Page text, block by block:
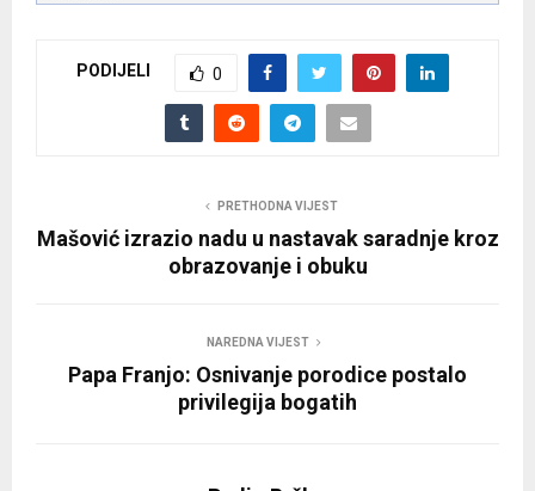
PODIJELI 0
PRETHODNA VIJEST
Mašović izrazio nadu u nastavak saradnje kroz
obrazovanje i obuku
NAREDNA VIJEST
Papa Franjo: Osnivanje porodice postalo
privilegija bogatih